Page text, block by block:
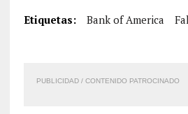
Etiquetas: Bank of America
PUBLICIDAD / CONTENIDO PATROCINADO